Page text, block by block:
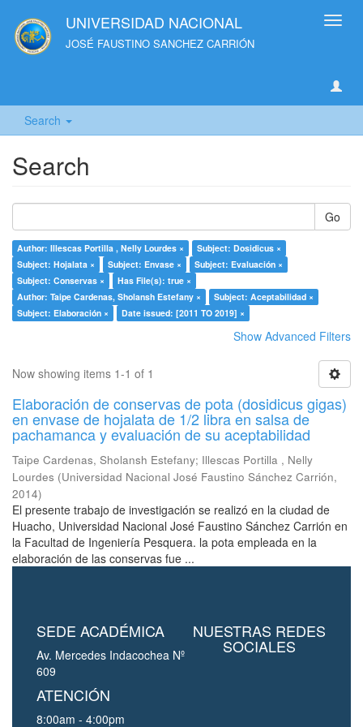
UNIVERSIDAD NACIONAL
JOSÉ FAUSTINO SANCHEZ CARRIÓN
Search
Search
Go
Author: Illescas Portilla , Nelly Lourdes ×
Subject: Dosidicus ×
Subject: Hojalata ×
Subject: Envase ×
Subject: Evaluación ×
Subject: Conservas ×
Has File(s): true ×
Author: Taipe Cardenas, Sholansh Estefany ×
Subject: Aceptabilidad ×
Subject: Elaboración ×
Date issued: [2011 TO 2019] ×
Show Advanced Filters
Now showing items 1-1 of 1
Elaboración de conservas de pota (dosidicus gigas)
en envase de hojalata de 1/2 libra en salsa de
pachamanca y evaluación de su aceptabilidad
Taipe Cardenas, Sholansh Estefany; Illescas Portilla , Nelly
Lourdes (Universidad Nacional José Faustino Sánchez Carrión,
2014)
El presente trabajo de investigación se realizó en la ciudad de
Huacho, Universidad Nacional José Faustino Sánchez Carrión en
la Facultad de Ingeniería Pesquera. la pota empleada en la
elaboración de las conservas fue ...
SEDE ACADÉMICA
Av. Mercedes Indacochea Nº
609
ATENCIÓN
8:00am - 4:00pm
NUESTRAS REDES
SOCIALES